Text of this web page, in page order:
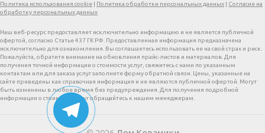
Политика использования cookie | Политика обработки персональных данных | Согласие на
обработку персональных данных
Наш веб-ресурс предоставляет исключительно информацию и не является публичной
офертой, согласно Статье 437 ГК РФ. Предоставленная информация предназначена
исключительно для ознакомления. Вы соглашаетесь использовать ее на свой страх и риск.
Пожалуйста, обратите внимание на обновления прайс-листов и материалов. Для
получения точной информации о стоимости услуг, свяжитесь с нами по указанным
контактам или для заказа услуг заполните форму обратной связи. Цены, указанные на
сайте приведены как справочная информация и не являются публичной офертой. Могут
быть изменены в любое время без предупреждения. Для получения подробной
информации о стоимости услуг обращайтесь к нашим менеджерам.